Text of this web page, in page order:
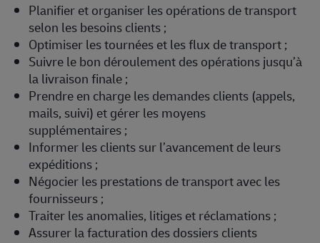
Planifier et organiser les opérations de transport
selon les besoins clients ;
Optimiser les tournées et les flux de transport ;
Suivre le bon déroulement des opérations jusqu’à
la livraison finale ;
Prendre en charge les demandes clients (appels,
mails, suivi) et gérer les moyens
supplémentaires ;
Informer les clients sur l’avancement de leurs
expéditions ;
Négocier les prestations de transport avec les
fournisseurs ;
Traiter les anomalies, litiges et réclamations ;
Assurer la facturation des dossiers clients